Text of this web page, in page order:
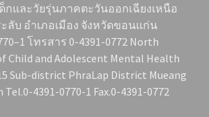
และวัยรุ่นภาคตะวันออกเฉียงเหนือ
ลับ อำเภอเมือง จังหวัดขอนแก่น
โทรสาร 0-4391-0772 North
Child and Adolescent Mental Health
Sub-district PhraLap District Mueang
4391-0770-1 Fax.0-4391-0772